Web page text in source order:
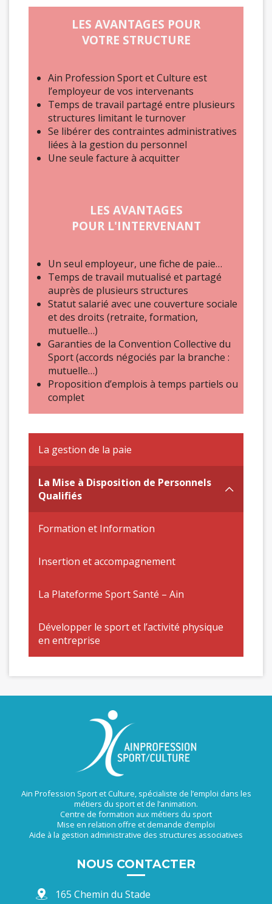
La gestion de la paie
La Mise à Disposition de Personnels
Qualifiés
Formation et Information
Insertion et accompagnement
La Plateforme Sport Santé – Ain
Développer le sport et l’activité physique
en entreprise
LES AVANTAGES POUR
VOTRE STRUCTURE
Ain Profession Sport et Culture est
l’employeur de vos intervenants
Temps de travail partagé entre plusieurs
structures limitant le turnover
Se libérer des contraintes administratives
liées à la gestion du personnel
Une seule facture à acquitter
LES AVANTAGES
POUR L'INTERVENANT
Un seul employeur, une fiche de paie…
Temps de travail mutualisé et partagé
auprès de plusieurs structures
Statut salarié avec une couverture sociale
et des droits (retraite, formation,
mutuelle…)
Garanties de la Convention Collective du
Sport (accords négociés par la branche :
mutuelle…)
Proposition d’emplois à temps partiels ou
complet
Ain Profession Sport et Culture, spécialiste de l’emploi dans les
métiers du sport et de l’animation.
Centre de formation aux métiers du sport
Mise en relation offre et demande d’emploi
Aide à la gestion administrative des structures associatives
NOUS CONTACTER
165 Chemin du Stade